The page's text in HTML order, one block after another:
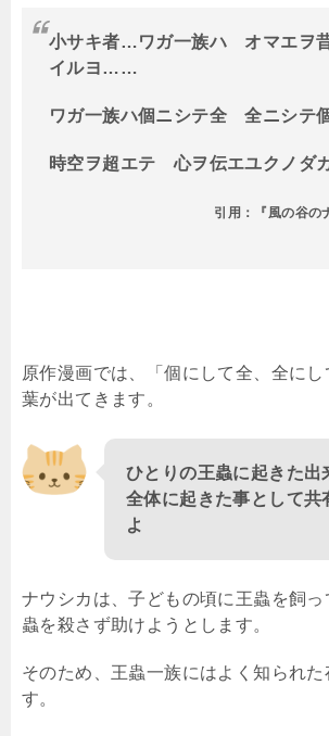
小サキ者…ワガ一族ハ オマエヲ
イルヨ……
ワガ一族ハ個ニシテ全 全ニシテ
時空ヲ超エテ 心ヲ伝エユクノダ
引用：『風の谷の
原作漫画では、「個にして全、全に
葉が出てきます。
ひとりの王蟲に起きた出
全体に起きた事として共
よ
ナウシカは、子どもの頃に王蟲を飼っ
蟲を殺さず助けようとします。
そのため、王蟲一族にはよく知られ
す。